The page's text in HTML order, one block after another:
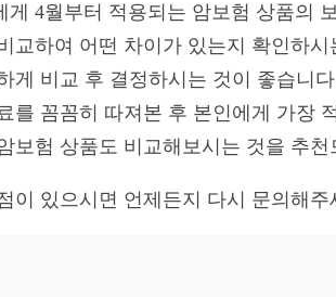
게 4월부터 적용되는 암보험 상품의
교하여 어떤 차이가 있는지 확인하
게 비교 후 결정하시는 것이 좋습니
를 꼼꼼히 따져본 후 본인에게 가장
보험 상품도 비교해보시는 것을 추천
이 있으시면 언제든지 다시 문의해주